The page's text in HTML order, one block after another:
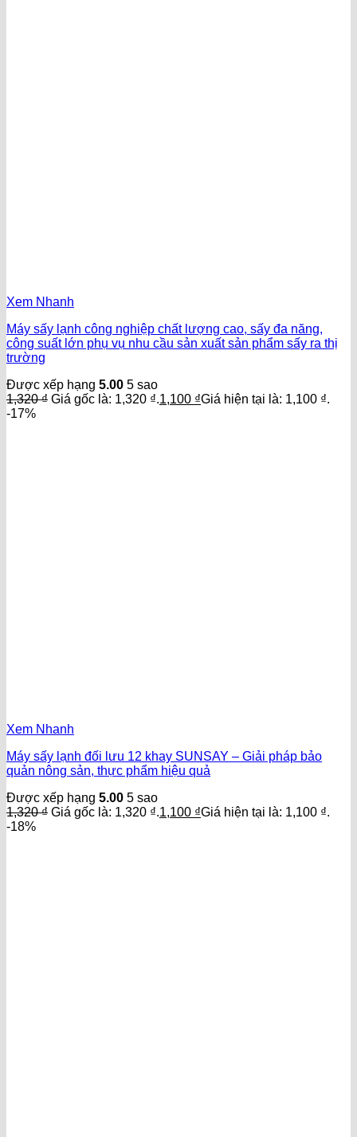
Xem Nhanh
Máy sấy lạnh công nghiệp chất lượng cao, sấy đa năng,
công suất lớn phụ vụ nhu cầu sản xuất sản phẩm sấy ra thị
trường
Được xếp hạng 5.00 5 sao
1,320₫ Giá gốc là: 1,320 ₫.1,100 ₫Giá hiện tại là: 1,100 ₫.
-17%
Xem Nhanh
Máy sấy lạnh đối lưu 12 khay SUNSAY – Giải pháp bảo
quản nông sản, thực phẩm hiệu quả
Được xếp hạng 5.00 5 sao
1,320₫ Giá gốc là: 1,320 ₫.1,100 ₫Giá hiện tại là: 1,100 ₫.
-18%